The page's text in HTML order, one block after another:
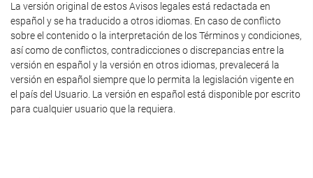
La versión original de estos Avisos legales está redactada en
español y se ha traducido a otros idiomas. En caso de conflicto
sobre el contenido o la interpretación de los Términos y condiciones,
así como de conflictos, contradicciones o discrepancias entre la
versión en español y la versión en otros idiomas, prevalecerá la
versión en español siempre que lo permita la legislación vigente en
el país del Usuario. La versión en español está disponible por escrito
para cualquier usuario que la requiera.